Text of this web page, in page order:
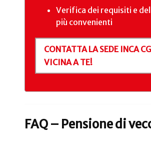
Verifica dei requisiti e
più convenienti
CONTATTA LA SEDE INCA
VICINA A TE!
FAQ – Pensione di